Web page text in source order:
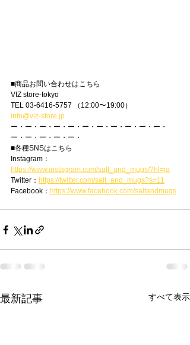
■商品お問い合わせはこちら
VIZ store-tokyo
TEL 03-6416-5757 （12:00〜19:00）
info@viz-store.jp
ー・ー・ー・ー・ー・ー・ー・ー・ー・ー・ー・
ー・ー・ー・ー・ー・
■各種SNSはこちら
Instagram：
https://www.instagram.com/salt_and_mugs/?hl=ja
Twitter： https://twitter.com/salt_and_mugs?s=11
Facebook： https://www.facebook.com/saltandmugs
最新記事 すべて表示